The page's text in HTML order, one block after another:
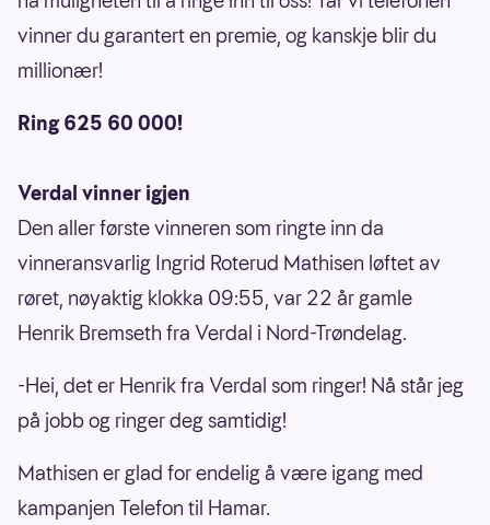
vinner du garantert en premie, og kanskje blir du
millionær!
Ring 625 60 000!
Verdal vinner igjen
Den aller første vinneren som ringte inn da
vinneransvarlig Ingrid Roterud Mathisen løftet av
røret, nøyaktig klokka 09:55, var 22 år gamle
Henrik Bremseth fra Verdal i Nord-Trøndelag.
-Hei, det er Henrik fra Verdal som ringer! Nå står jeg
på jobb og ringer deg samtidig!
Mathisen er glad for endelig å være igang med
kampanjen Telefon til Hamar.